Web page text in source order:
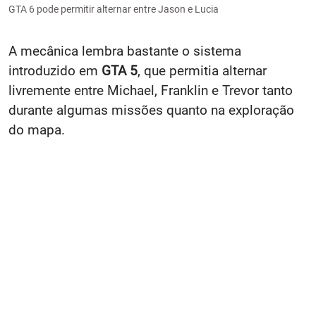
GTA 6 pode permitir alternar entre Jason e Lucia
A mecânica lembra bastante o sistema
introduzido em GTA 5, que permitia alternar
livremente entre Michael, Franklin e Trevor tanto
durante algumas missões quanto na exploração
do mapa.